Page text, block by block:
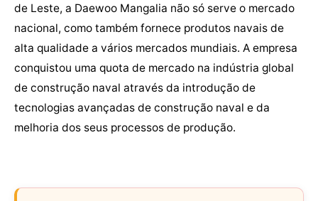
de Leste, a Daewoo Mangalia não só serve o mercado
nacional, como também fornece produtos navais de
alta qualidade a vários mercados mundiais. A empresa
conquistou uma quota de mercado na indústria global
de construção naval através da introdução de
tecnologias avançadas de construção naval e da
melhoria dos seus processos de produção.